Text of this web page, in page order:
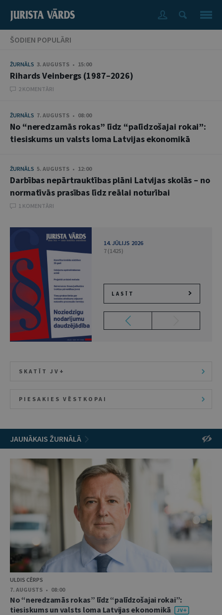
ŠODIEN POPULĀRI
ŽURNĀLS 3. AUGUSTS • 15:00
Rihards Veinbergs (1987–2026)
2 KOMENTĀRI
ŽURNĀLS 7. AUGUSTS • 08:00
No “neredzamās rokas” līdz “palīdzošajai rokai”:
tiesiskums un valsts loma Latvijas ekonomikā
ŽURNĀLS 5. AUGUSTS • 12:00
Darbības nepārtrauktības plāni Latvijas skolās – no
normatīvās prasības līdz reālai noturībai
1 KOMENTĀRI
14. JŪLIJS 2026
7 (1425)
LASĪT
SKATĪT JV+
PIESAKIES VĒSTKOPAI
JAUNĀKAIS ŽURNĀLĀ
ULDIS CĒRPS
7. AUGUSTS • 08:00
No “neredzamās rokas” līdz “palīdzošajai rokai”:
tiesiskums un valsts loma Latvijas ekonomikā